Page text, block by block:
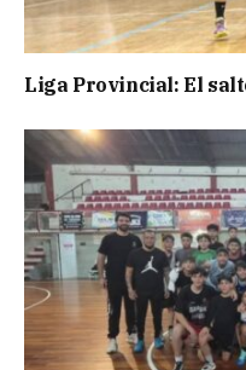
Liga Provincial: El